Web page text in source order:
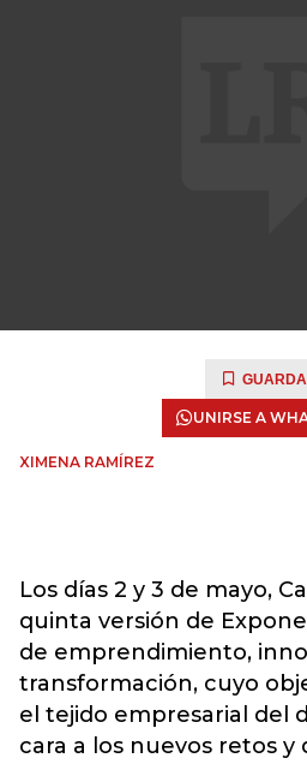
UNIRSE A
XIMENA RAMÍREZ
Los días 2 y 3 de mayo,
quinta versión de
de emprendimiento,
transformación, cuyo
el tejido empresarial del
cara a los nuevos retos y